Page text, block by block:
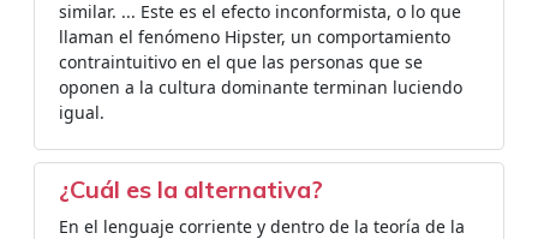
similar. ... Este es el efecto inconformista, o lo que
llaman el fenómeno Hipster, un comportamiento
contraintuitivo en el que las personas que se
oponen a la cultura dominante terminan luciendo
igual.
¿Cuál es la alternativa?
En el lenguaje corriente y dentro de la teoría de la